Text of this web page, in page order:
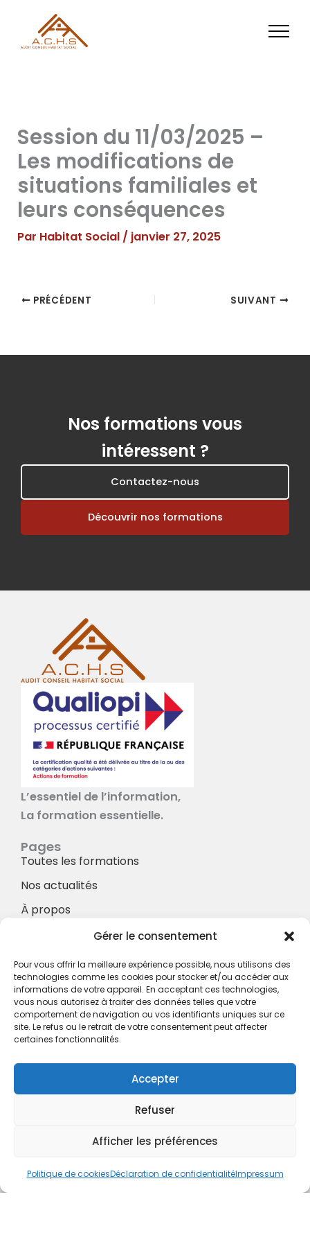
Gérer le consentement
Pour vous offrir la meilleure expérience possible, nous utilisons des
technologies comme les cookies pour stocker et/ou accéder aux
informations de votre appareil. En acceptant ces technologies,
vous nous autorisez à traiter des données telles que votre
comportement de navigation ou vos identifiants uniques sur ce
site. Le refus ou le retrait de votre consentement peut affecter
certaines fonctionnalités.
Accepter
Refuser
Afficher les préférences
Politique de cookiesDéclaration de confidentialitéImpressum
contenu
Session du 11/03/2025 –
Les modifications de
situations familiales et
leurs conséquences
Par Habitat Social / janvier 27, 2025
PRÉCÉDENT SUIVANT
Nos formations vous
intéressent ?
Contactez-nous
Découvrir nos formations
L’essentiel de l’information,
La formation essentielle.
Pages
Toutes les formations
Nos actualités
À propos
À propos
Hotel à proximité
Politique de confidentialité
CGV
cboukris@habitat-social.com